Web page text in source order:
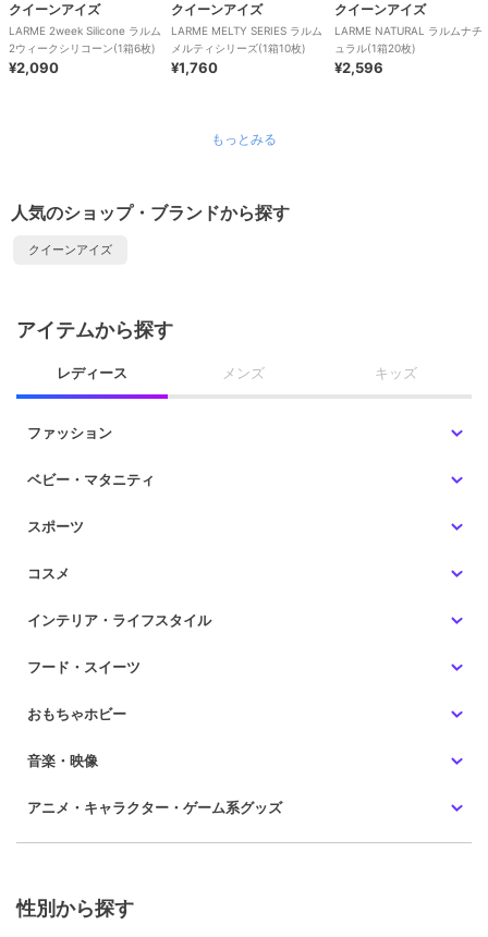
クイーンアイズ
LARME 2week Silicone ラルム
2ウィークシリコーン(1箱6枚)
¥2,090
クイーンアイズ
LARME MELTY SERIES ラルム
メルティシリーズ(1箱10枚)
¥1,760
クイーンアイズ
LARME NATURAL ラルムナチ
ュラル(1箱20枚)
¥2,596
もっとみる
人気のショップ・ブランドから探す
クイーンアイズ
アイテムから探す
レディース メンズ キッズ
ファッション
ベビー・マタニティ
スポーツ
コスメ
インテリア・ライフスタイル
フード・スイーツ
おもちゃホビー
音楽・映像
アニメ・キャラクター・ゲーム系グッズ
性別から探す